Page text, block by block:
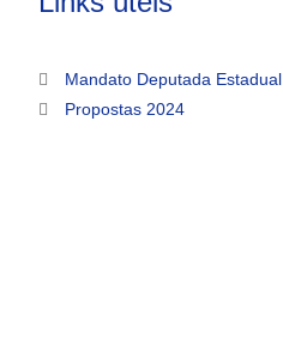
Mandato Deputada Estadual
Propostas 2024